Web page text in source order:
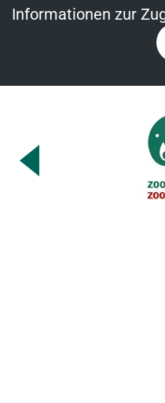
Informationen zur
Previous